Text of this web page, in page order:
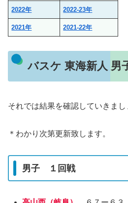
2022年 2022-23年
2021年 2021-22年
バスケ 東海新人 男
それでは結果を確認していきまし
＊わかり次第更新致します。
男子 １回戦